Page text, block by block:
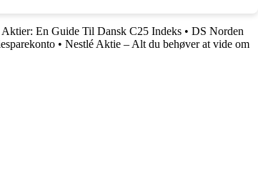
En Guide Til Dansk C25 Indeks • DS Norden
• Nestlé Aktie – Alt du behøver at vide om